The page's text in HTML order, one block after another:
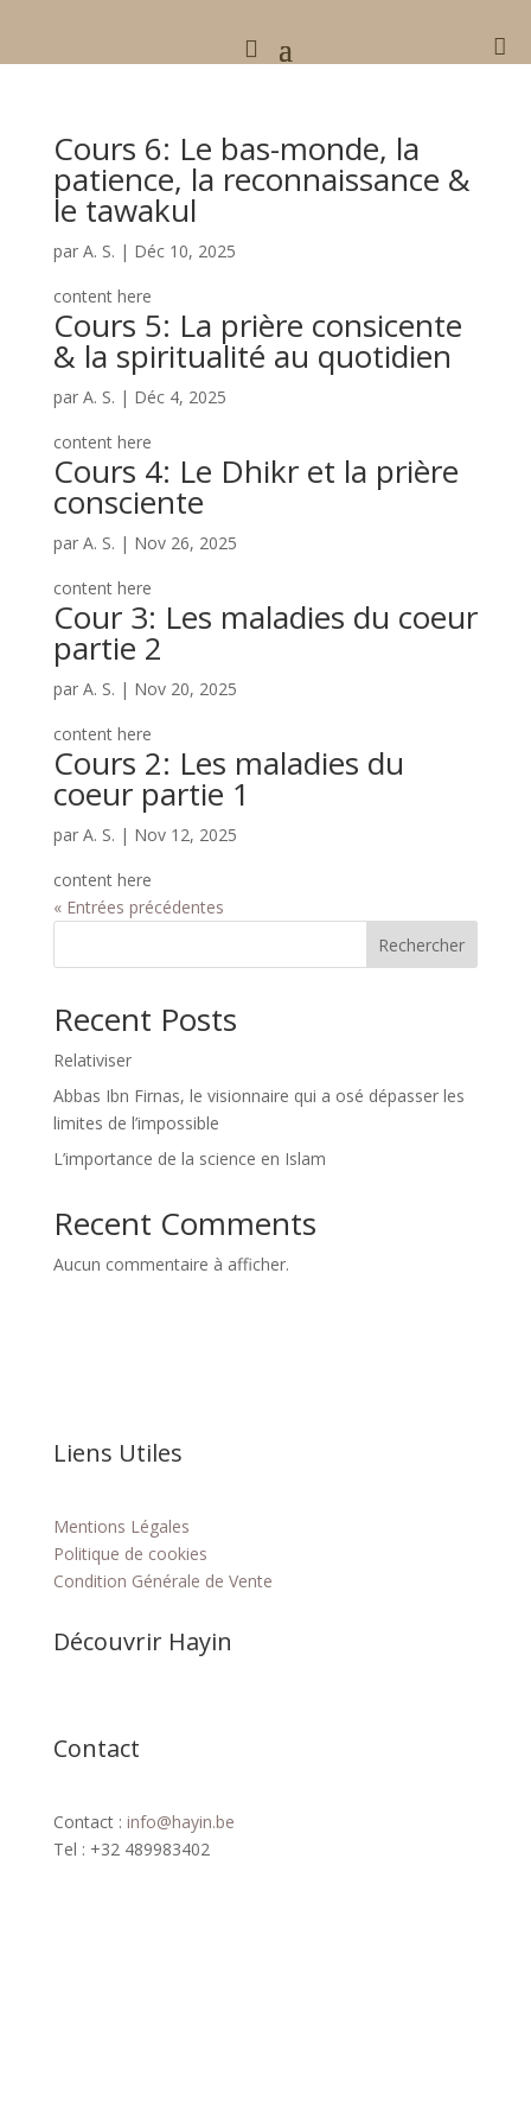

Cours 6: Le bas-monde, la
patience, la reconnaissance &
le tawakul
par A. S. | Déc 10, 2025
content here
Cours 5: La prière consicente
& la spiritualité au quotidien
par A. S. | Déc 4, 2025
content here
Cours 4: Le Dhikr et la prière
consciente
par A. S. | Nov 26, 2025
content here
Cour 3: Les maladies du coeur
partie 2
par A. S. | Nov 20, 2025
content here
Cours 2: Les maladies du
coeur partie 1
par A. S. | Nov 12, 2025
content here
« Entrées précédentes
Rechercher
Recent Posts
Relativiser
Abbas Ibn Firnas, le visionnaire qui a osé dépasser les
limites de l’impossible
L’importance de la science en Islam
Recent Comments
Aucun commentaire à afficher.
Liens Utiles
Mentions Légales
Politique de cookies
Condition Générale de Vente
Découvrir Hayin
Contact
Contact : info@hayin.be
Tel : +32 489983402